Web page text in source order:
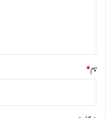
نام*